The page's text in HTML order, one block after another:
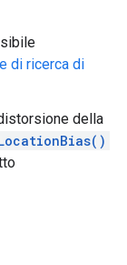
di ricerca di
della